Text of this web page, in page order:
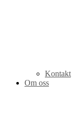
Kontakt
Om oss